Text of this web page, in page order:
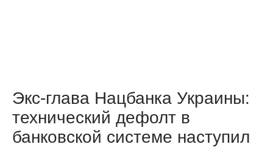
Экс-глава Нацбанка Украины:
технический дефолт в
банковской системе наступил